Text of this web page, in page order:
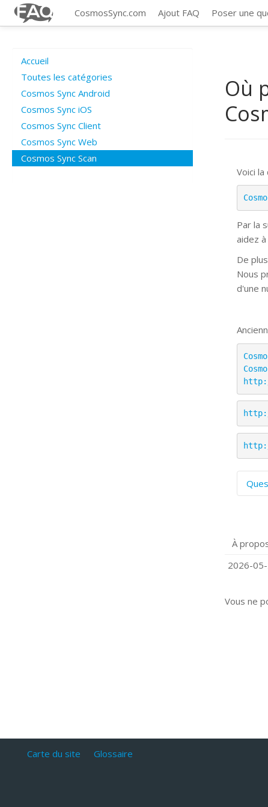
CosmosSync.com Ajout FAQ Poser une
Accueil
Toutes les catégories
Cosmos Sync Android
Cosmos Sync iOS
Cosmos Sync Client
Cosmos Sync Web
Cosmos Sync Scan
Où
Voici
Par la
aidez
De
Nous
d'une
À
2026-
Vous ne
Carte du site Glossaire